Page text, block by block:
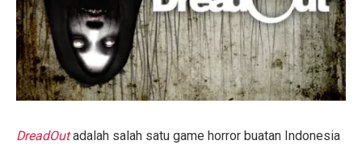
DreadOut adalah salah satu game horror buatan Indonesia